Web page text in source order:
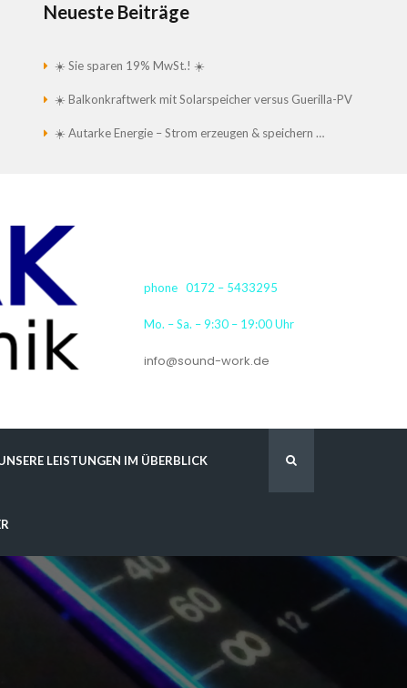
Neueste Beiträge
☀️ Sie sparen 19% MwSt.! ☀️
☀️ Balkonkraftwerk mit Solarspeicher versus Guerilla-PV
☀️ Autarke Energie – Strom erzeugen & speichern …
phone 0172 – 5433295
Mo. – Sa. – 9:30 – 19:00 Uhr
info@sound-work.de
LEISTUNGEN IM ÜBERBLICK